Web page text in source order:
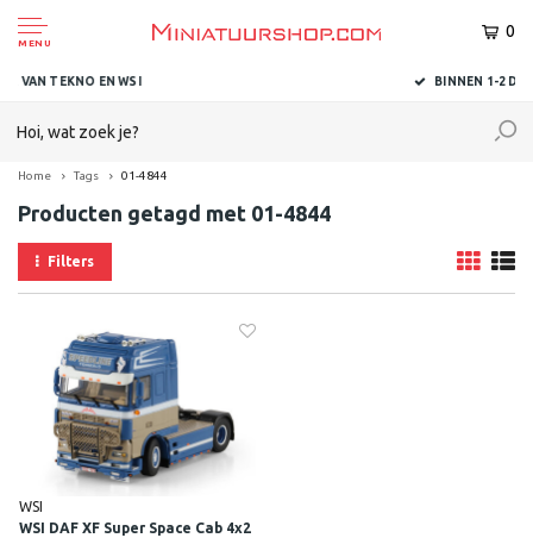
MENU
0
BINNEN 1-2 DAGEN BIJ U AFGELEVERD
Home Tags 01-4844
Producten getagd met 01-4844
Filters
WSI
WSI DAF XF Super Space Cab 4x2